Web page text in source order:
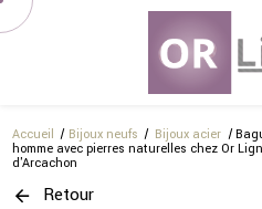
Accueil Bijoux neufs Bijoux acier
homme avec pierres naturelles chez Or
d'Arcachon
Retour
Panneau de gestion des cookies